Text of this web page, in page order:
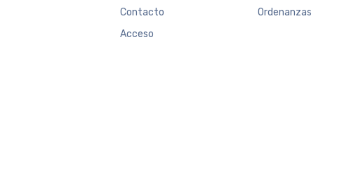
Contacto
Acceso
Ordenanzas